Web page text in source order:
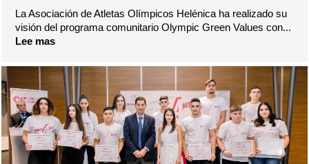
La Asociación de Atletas Olímpicos Helénica ha realizado su
visión del programa comunitario Olympic Green Values con...
Lee mas